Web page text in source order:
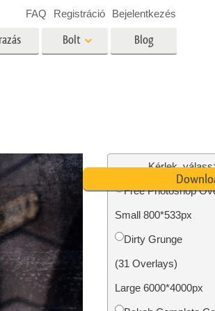
Szolgáltatások
Fotó -helyreállítási szolgáltatások
Bolt Blog
FAQ Registráció Bejelentkezés
Kérlek,
Free Photoshop
Small 800*533px
Dirty Grunge
(31 Overlays)
Large 6000*4000px